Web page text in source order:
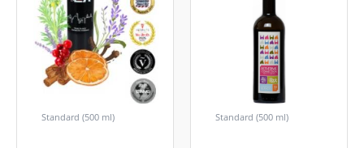
Standard (500 ml) Standard (500 ml)